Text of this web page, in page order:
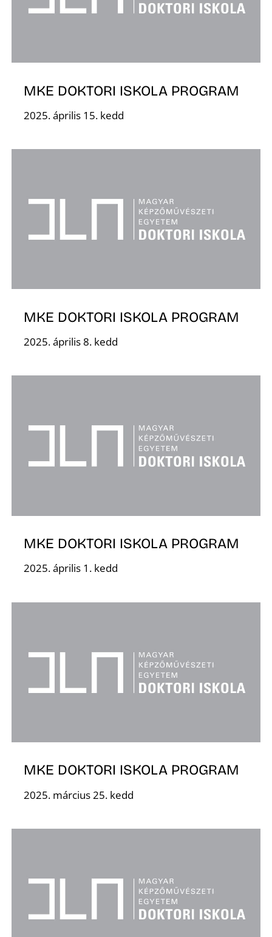
MKE DOKTORI ISKOLA PROGRAM
2025. április 15. kedd
MKE DOKTORI ISKOLA PROGRAM
2025. április 8. kedd
MKE DOKTORI ISKOLA PROGRAM
2025. április 1. kedd
MKE DOKTORI ISKOLA PROGRAM
2025. március 25. kedd